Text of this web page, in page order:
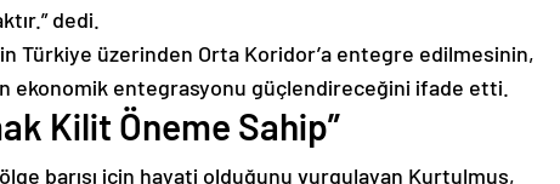
dedi.
Türkiye üzerinden Orta Koridor’a entegre edilmesinin,
ekonomik entegrasyonu güçlendireceğini ifade etti.
Kilit Öneme Sahip”
barışı için hayati olduğunu vurgulayan Kurtulmuş,